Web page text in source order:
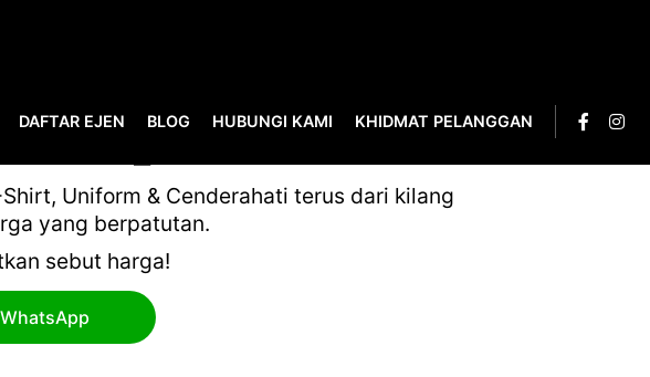
DAFTAR EJEN BLOG HUBUNGI KAMI KHIDMAT PELANGGAN
Uniform & Cenderahati terus dari kilang
yang berpatutan.
sebut harga!